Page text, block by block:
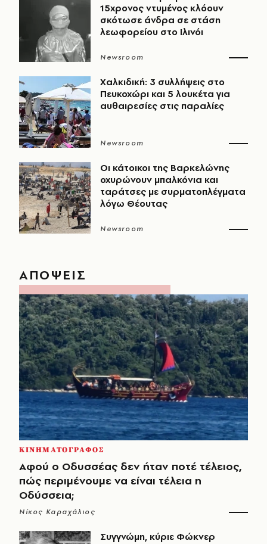
15χρονος ντυμένος κλόουν
σκότωσε άνδρα σε στάση
λεωφορείου στο Ιλινόι
Newsroom
Χαλκιδική: 3 συλλήψεις στο
Πευκοχώρι και 5 λουκέτα για
αυθαιρεσίες στις παραλίες
Newsroom
Οι κάτοικοι της Βαρκελώνης
οχυρώνουν μπαλκόνια και
ταράτσες με συρματοπλέγματα
λόγω Θέουτας
Newsroom
ΑΠΟΨΕΙΣ
ΚΙΝΗΜΑΤΟΓΡΑΦΟΣ
Αφού ο Οδυσσέας δεν ήταν ποτέ τέλειος,
πώς περιμένουμε να είναι τέλεια η
Οδύσσεια;
Νίκος Καραχάλιος
Συγγνώμη, κύριε Φώκνερ